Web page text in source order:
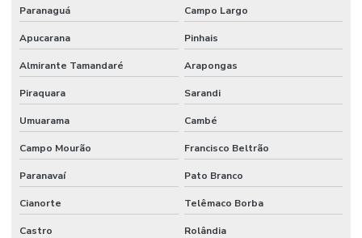
Laudo de vistoria cautelar imóvel
Laudo de vistoria de imóvel
Laudo de vistoria de imóvel comercial
Laudo de vistoria de imóvel residencial
Laudo de vistoria de imóvel para venda
Laudo de vistoria de obra
Laudo de vistoria de obra inacabada
Paranaguá Campo Largo
Apucarana Pinhais
Almirante Tamandaré Arapongas
Piraquara Sarandi
Umuarama Cambé
Campo Mourão Francisco Beltrão
Paranavaí Pato Branco
Cianorte Telêmaco Borba
Castro Rolândia